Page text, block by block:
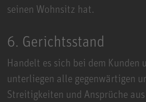
seinen Wohnsitz hat.
6. Gerichtsstand
Handelt es sich bei dem Kunden
unterliegen alle gegenwärtigen
Streitigkeiten und Ansprüche